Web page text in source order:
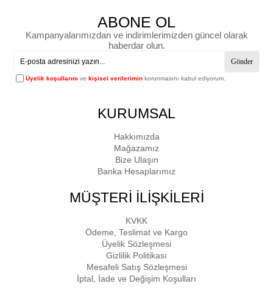
ABONE OL
Kampanyalarımızdan ve indirimlerimizden güncel olarak
haberdar olun.
Gönder
Üyelik koşullarını vekişisel verilerimin korunmasını kabul ediyorum.
KURUMSAL
Hakkımızda
Mağazamız
Bize Ulaşın
Banka Hesaplarımız
MÜŞTERİ İLİŞKİLERİ
KVKK
Ödeme, Teslimat ve Kargo
Üyelik Sözleşmesi
Gizlilik Politikası
Mesafeli Satış Sözleşmesi
İptal, İade ve Değişim Koşulları